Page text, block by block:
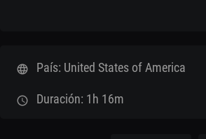
language País: United States of America
schedule Duración: 1h 16m